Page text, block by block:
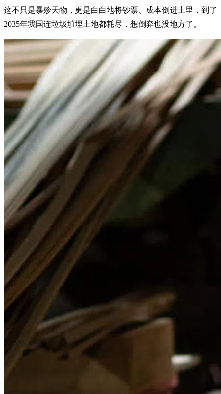
这不只是暴殄天物，更是白白地将钞票、成本倒进土里，到了
2035年我国连垃圾填埋土地都耗尽，想倒弃也没地方了。